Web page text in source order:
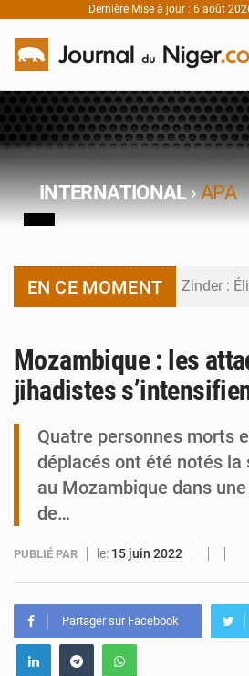
Dernière Mise à jour : 6 août
INTERNATIONAL›APA
EN CE MOMENT
Mozambique : les
jihadistes
Quatre personnes morts
déplacés ont été notés la
au Mozambique dans
de…
PUBLIÉ PAR le: 15 juin 2022
Partager sur Facebook